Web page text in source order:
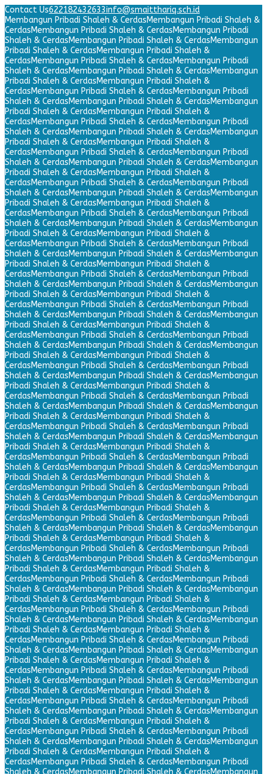
Contact Us622182432633info@smaitthariq.sch.id
Membangun Pribadi Shaleh & CerdasMembangun Pribadi Shaleh &
CerdasMembangun Pribadi Shaleh & CerdasMembangun Pribadi
Shaleh & CerdasMembangun Pribadi Shaleh & CerdasMembangun
Pribadi Shaleh & CerdasMembangun Pribadi Shaleh &
CerdasMembangun Pribadi Shaleh & CerdasMembangun Pribadi
Shaleh & CerdasMembangun Pribadi Shaleh & CerdasMembangun
Pribadi Shaleh & CerdasMembangun Pribadi Shaleh &
CerdasMembangun Pribadi Shaleh & CerdasMembangun Pribadi
Shaleh & CerdasMembangun Pribadi Shaleh & CerdasMembangun
Pribadi Shaleh & CerdasMembangun Pribadi Shaleh &
CerdasMembangun Pribadi Shaleh & CerdasMembangun Pribadi
Shaleh & CerdasMembangun Pribadi Shaleh & CerdasMembangun
Pribadi Shaleh & CerdasMembangun Pribadi Shaleh &
CerdasMembangun Pribadi Shaleh & CerdasMembangun Pribadi
Shaleh & CerdasMembangun Pribadi Shaleh & CerdasMembangun
Pribadi Shaleh & CerdasMembangun Pribadi Shaleh &
CerdasMembangun Pribadi Shaleh & CerdasMembangun Pribadi
Shaleh & CerdasMembangun Pribadi Shaleh & CerdasMembangun
Pribadi Shaleh & CerdasMembangun Pribadi Shaleh &
CerdasMembangun Pribadi Shaleh & CerdasMembangun Pribadi
Shaleh & CerdasMembangun Pribadi Shaleh & CerdasMembangun
Pribadi Shaleh & CerdasMembangun Pribadi Shaleh &
CerdasMembangun Pribadi Shaleh & CerdasMembangun Pribadi
Shaleh & CerdasMembangun Pribadi Shaleh & CerdasMembangun
Pribadi Shaleh & CerdasMembangun Pribadi Shaleh &
CerdasMembangun Pribadi Shaleh & CerdasMembangun Pribadi
Shaleh & CerdasMembangun Pribadi Shaleh & CerdasMembangun
Pribadi Shaleh & CerdasMembangun Pribadi Shaleh &
CerdasMembangun Pribadi Shaleh & CerdasMembangun Pribadi
Shaleh & CerdasMembangun Pribadi Shaleh & CerdasMembangun
Pribadi Shaleh & CerdasMembangun Pribadi Shaleh &
CerdasMembangun Pribadi Shaleh & CerdasMembangun Pribadi
Shaleh & CerdasMembangun Pribadi Shaleh & CerdasMembangun
Pribadi Shaleh & CerdasMembangun Pribadi Shaleh &
CerdasMembangun Pribadi Shaleh & CerdasMembangun Pribadi
Shaleh & CerdasMembangun Pribadi Shaleh & CerdasMembangun
Pribadi Shaleh & CerdasMembangun Pribadi Shaleh &
CerdasMembangun Pribadi Shaleh & CerdasMembangun Pribadi
Shaleh & CerdasMembangun Pribadi Shaleh & CerdasMembangun
Pribadi Shaleh & CerdasMembangun Pribadi Shaleh &
CerdasMembangun Pribadi Shaleh & CerdasMembangun Pribadi
Shaleh & CerdasMembangun Pribadi Shaleh & CerdasMembangun
Pribadi Shaleh & CerdasMembangun Pribadi Shaleh &
CerdasMembangun Pribadi Shaleh & CerdasMembangun Pribadi
Shaleh & CerdasMembangun Pribadi Shaleh & CerdasMembangun
Pribadi Shaleh & CerdasMembangun Pribadi Shaleh &
CerdasMembangun Pribadi Shaleh & CerdasMembangun Pribadi
Shaleh & CerdasMembangun Pribadi Shaleh & CerdasMembangun
Pribadi Shaleh & CerdasMembangun Pribadi Shaleh &
CerdasMembangun Pribadi Shaleh & CerdasMembangun Pribadi
Shaleh & CerdasMembangun Pribadi Shaleh & CerdasMembangun
Pribadi Shaleh & CerdasMembangun Pribadi Shaleh &
CerdasMembangun Pribadi Shaleh & CerdasMembangun Pribadi
Shaleh & CerdasMembangun Pribadi Shaleh & CerdasMembangun
Pribadi Shaleh & CerdasMembangun Pribadi Shaleh &
CerdasMembangun Pribadi Shaleh & CerdasMembangun Pribadi
Shaleh & CerdasMembangun Pribadi Shaleh & CerdasMembangun
Pribadi Shaleh & CerdasMembangun Pribadi Shaleh &
CerdasMembangun Pribadi Shaleh & CerdasMembangun Pribadi
Shaleh & CerdasMembangun Pribadi Shaleh & CerdasMembangun
Pribadi Shaleh & CerdasMembangun Pribadi Shaleh &
CerdasMembangun Pribadi Shaleh & CerdasMembangun Pribadi
Shaleh & CerdasMembangun Pribadi Shaleh & CerdasMembangun
Pribadi Shaleh & CerdasMembangun Pribadi Shaleh &
CerdasMembangun Pribadi Shaleh & CerdasMembangun Pribadi
Shaleh & CerdasMembangun Pribadi Shaleh & CerdasMembangun
Pribadi Shaleh & CerdasMembangun Pribadi Shaleh &
CerdasMembangun Pribadi Shaleh & CerdasMembangun Pribadi
Shaleh & CerdasMembangun Pribadi Shaleh & CerdasMembangun
Pribadi Shaleh & CerdasMembangun Pribadi Shaleh &
CerdasMembangun Pribadi Shaleh & CerdasMembangun Pribadi
Shaleh & CerdasMembangun Pribadi Shaleh & CerdasMembangun
Pribadi Shaleh & CerdasMembangun Pribadi Shaleh &
CerdasMembangun Pribadi Shaleh & CerdasMembangun Pribadi
Shaleh & CerdasMembangun Pribadi Shaleh & CerdasMembangun